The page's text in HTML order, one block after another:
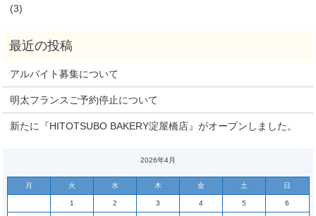
(3)
アルバイト募集について
明太フランスご予約停止について
新たに『HITOTSUBO BAKERY淀屋橋店』がオープンしました。
2026年4月
月 火 水 木 金 土 日
1 2 3 4 5 6